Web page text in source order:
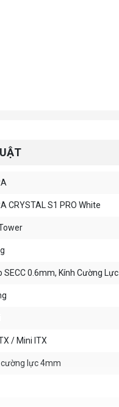
CRYSTAL S1 PRO White
SECC 0.6mm, Kính Cường Lực
/ Mini ITX
cường lực 4mm